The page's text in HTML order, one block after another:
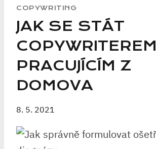
COPYWRITING
JAK SE STÁT
COPYWRITEREM
PRACUJÍCÍM Z
DOMOVA
8. 5. 2021